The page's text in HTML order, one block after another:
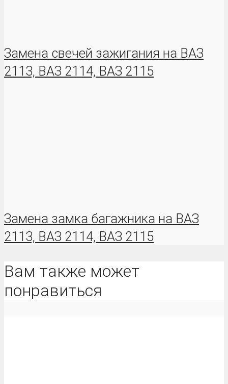
Замена свечей зажигания на ВАЗ
2113, ВАЗ 2114, ВАЗ 2115
Замена замка багажника на ВАЗ
2113, ВАЗ 2114, ВАЗ 2115
Вам также может
понравиться